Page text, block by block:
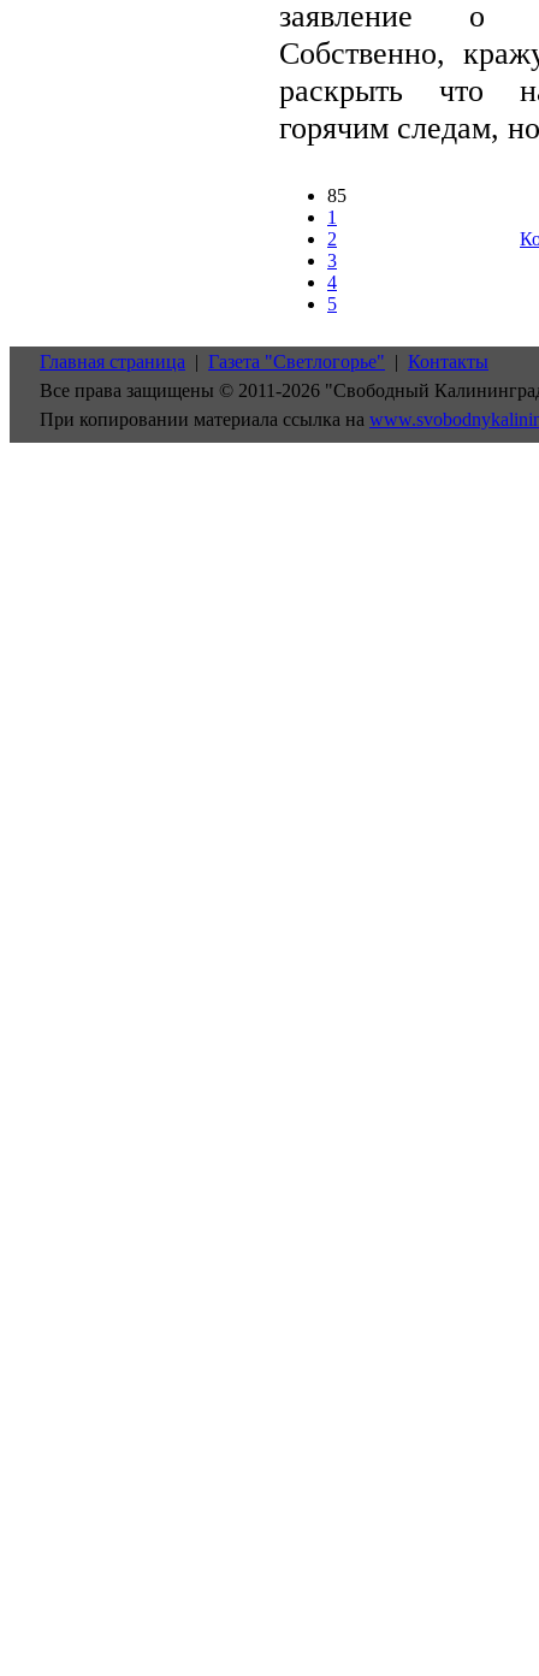
заявление о
Собственно,
раскрыть что
горячим следам,
85
1
2
3
4
5
Главная страница | Газета "Светлогорье" | Контакты
Все права защищены © 2011-2026 "Свободный
При копировании материала ссылка на